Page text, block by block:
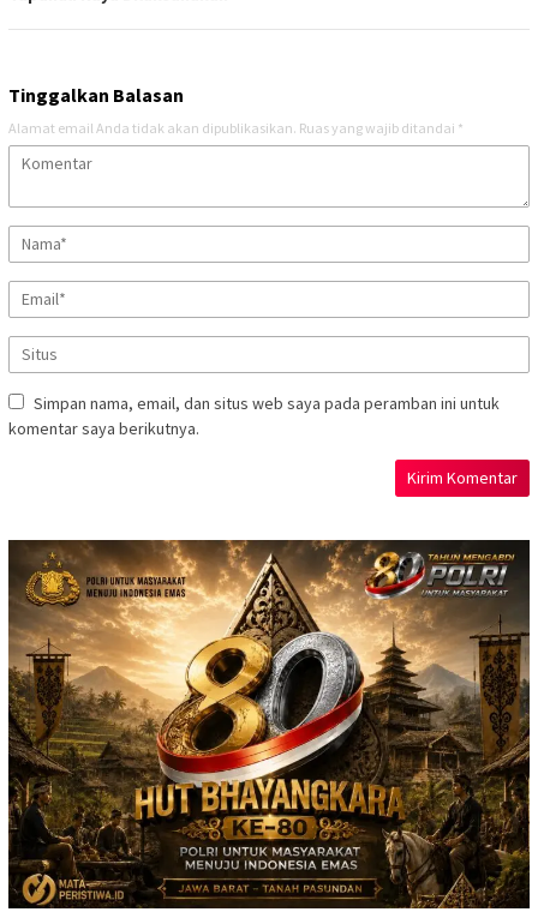
Tinggalkan Balasan
Alamat email Anda tidak akan dipublikasikan. Ruas yang wajib ditandai *
Simpan nama, email, dan situs web saya pada peramban ini untuk
komentar saya berikutnya.